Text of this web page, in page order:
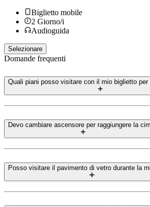
Biglietto mobile
2 Giorno/i
Audioguida
Selezionare
Domande frequenti
Quali piani posso visitare con il mio biglietto per
Devo cambiare ascensore per raggiungere la
Posso visitare il pavimento di vetro durante la